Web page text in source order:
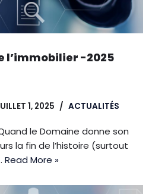
l’immobilier -2025
1, 2025 ACTUALITÉS
le Domaine donne son
la fin de l’histoire (surtout
Read More »